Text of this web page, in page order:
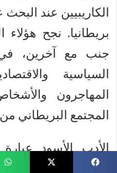
الكاريبيين عند
بريطانيا. نجح هؤلاء
جنب مع آخرين،
السياسية
المهاجرون
المجتمع البريطاني
الأدب الأسود
حقيقية تتكون من